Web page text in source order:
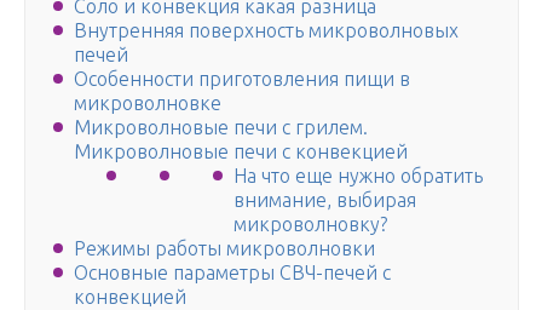
Соло и конвекция какая разница
Внутренняя поверхность микроволновых
печей
Особенности приготовления пищи в
микроволновке
Микроволновые печи с грилем.
Микроволновые печи с конвекцией
На что еще нужно обратить
внимание, выбирая
микроволновку?
Режимы работы микроволновки
Основные параметры СВЧ-печей с
конвекцией